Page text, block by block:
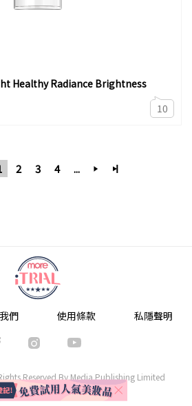
Healthy Radiance Brightness
10
2 3 4 ...
們 使用條款 私隱聲明
Reserved By Media Publishing Limited